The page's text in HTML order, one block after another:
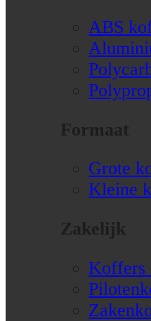
ABS
Formaat
Grote
Kleine
Zakelijk
Koffers